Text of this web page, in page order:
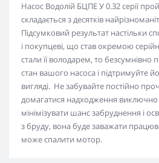
Насос Водолій БЦПЕ У 0.32 серії
складається з десятків
Підсумковий результат настільки
і покупцеві, що став окремою
стали її володарем, то безсумнівно
стан вашого насоса і підтримуйте
вигляді. Не забувайте постійно
домагатися надходження
мінімізувати шанс забруднення і
з бруду, вона буде заважати
може спалити мотор.